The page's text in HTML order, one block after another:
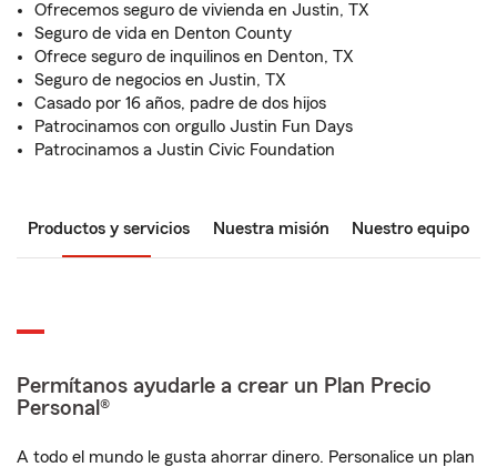
Ofrecemos seguro de vivienda en Justin, TX
Seguro de vida en Denton County
Ofrece seguro de inquilinos en Denton, TX
Seguro de negocios en Justin, TX
Casado por 16 años, padre de dos hijos
Patrocinamos con orgullo Justin Fun Days
Patrocinamos a Justin Civic Foundation
Productos y servicios Nuestra misión Nuestro equipo
Permítanos ayudarle a crear un Plan Precio
Personal®
A todo el mundo le gusta ahorrar dinero. Personalice un plan